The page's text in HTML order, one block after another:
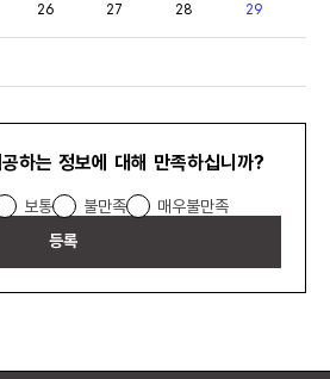
상세보기
26 상세보기
27 상세보기
28 상세보기
29
하는 정보에 대해 만족하십니까?
보통 불만족
매우불만족
등록